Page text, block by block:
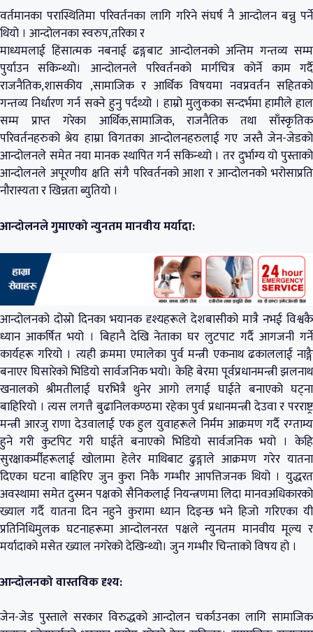
वर्तमानका परास्थितिमा परिवर्तनका लागि गरिने संघर्ष नै आन्दोलन बन्नु पर्ने
थियो । आन्दोलनका स्वरुप,तरिका र
माध्यमलाई हिंसात्मक नबनाई ढङ्गबाट आन्दोलनको अन्तिम गन्तव्य सम्म
पुर्याउन सकिन्थ्यो। आन्दोलनले परिवर्तनको मार्गचित्र कोर्ने काम गर्दै
राजनैतिक,शासकीय ,सामाजिक र आर्थिक विषयमा नवप्रवर्तन सहितको
गन्तव्य निर्धारण गर्न सक्ने हुनु पर्दथ्यो । हाम्रो मुलुकका सन्दर्भमा हामीले हाल
सम्म प्राप्त गरेका आर्थिक,सामाजिक, राजनैतिक तथा साँस्कृतिक
परिवर्तनहरुको श्रेय हाम्रा विगतका आन्दोलनहरुलाई गए जस्तै जेन-जेडको
आन्दोलनले समेत नया मानक स्थापित गर्न सकिन्थ्यो । तर दुर्भाग्य यो पुस्ताको
आन्दोलनले अपूरणीय क्षति संगै परिवर्तनको आशा र आन्दोलनको भरोसाप्रति
नौरास्यता र खिन्नता ब्युतियो ।
आन्दोलनले गुमाएको न्युनतम मानवीय मर्यादा:
आन्दोलनको दोस्रो दिनका भयानक दृश्यहरूले देशबासीको मात्रै नभई विश्वकै
ध्यान आकर्षित भयो । बिहानै देखि नेताका घर लुटपाट गर्दै आगजनी गर्ने
कार्यहरू गरियो । त्यही क्रममा एमालेका पुर्व मन्त्री एकनाथ ढकाललाई नाङ्गै
बनाएर घिसारेको भिडियो सार्वजनिक भयो। केहि बेरमा पूर्वप्रधानमन्त्री झलनाथ
खनालको श्रीमतीलाई घरभित्रै थुनेर आगो लगाई घाईते बनाएको घट्ना
बाहिरियो । त्यस लगत्तै बुढानिलकण्ठमा रहेका पुर्व प्रधानमन्त्री देउवा र परराष्ट्र
मन्त्री आरजु राणा देउवालाई एक हुल युवाहरूले निर्मम आक्रमण गर्दै रग्ताम्य
हुने गरी कुटपिट गरी घाईते बनाएको भिडियो सार्वजनिक भयो । केहि
सुरक्षाकर्मीहरूलाई खोलामा हेलेर माथिबाट ढुङ्गाले आक्रमण गरेर यातना
दिएका घटना बाहिरिए जुन कुरा निकै गम्भीर आपत्तिजनक थियो । युद्धरत
अवस्थामा समेत दुस्मन पक्षको सैनिकलाई नियन्त्रणमा लिदा मानवअधिकारको
ख्याल गर्दै यातना दिन नहुने कुरामा ध्यान दिइन्छ भने हिजो गरिएका यी
प्रतिनिधिमुलक घटनाहरूमा आन्दोलनरत पक्षले न्युनतम मानवीय मूल्य र
मर्यादाको मसेत ख्याल नगरेको देखिन्थ्यो। जुन गम्भीर चिन्ताको विषय हो ।
आन्दोलनको वास्तविक दृश्य:
जेन-जेड पुस्ताले सरकार विरुद्धको आन्दोलन चर्काउनका लागि सामाजिक